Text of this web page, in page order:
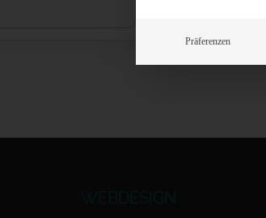
WEBDESIGN
Präferenzen